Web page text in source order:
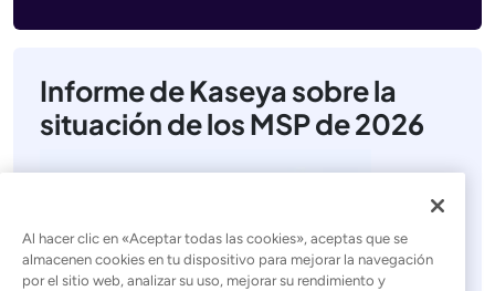
Informe de Kaseya sobre la
situación de los MSP de 2026
Al hacer clic en «Aceptar todas las cookies», aceptas que se
almacenen cookies en tu dispositivo para mejorar la navegación
por el sitio web, analizar su uso, mejorar su rendimiento y